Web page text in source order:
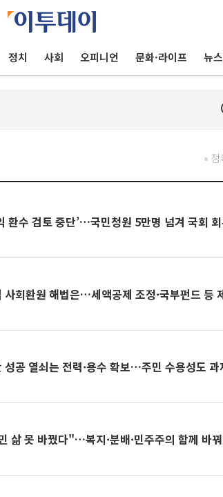
정치 사회 오피니언 문화·라이프 뉴
환수 검토 중단’…국민청원 5만명 넘겨 국회
사회환원 해법은…세액공제 조정·국부펀드 등
성공 열쇠는 전력·용수 확보…주민 수용성도 과
삶 못 바꿨다"…복지·분배·민주주의 함께 바